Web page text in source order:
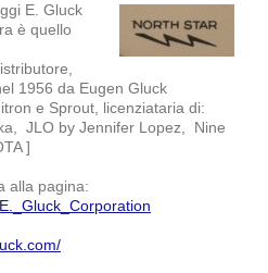
E. Gluck
è quello
1956 da Eugen Gluck
e Sprout, licenziataria di:
JLO by Jennifer Lopez, Nine
]
alla pagina: